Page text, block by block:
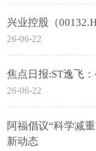
兴业控股（
26-06-22
焦点日报:ST逸飞
26-06-22
阿福倡议“科学减
新动态